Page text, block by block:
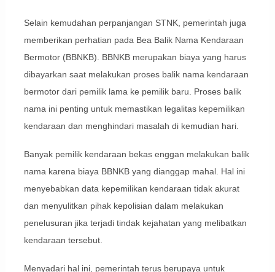
Selain kemudahan perpanjangan STNK, pemerintah juga
memberikan perhatian pada Bea Balik Nama Kendaraan
Bermotor (BBNKB). BBNKB merupakan biaya yang harus
dibayarkan saat melakukan proses balik nama kendaraan
bermotor dari pemilik lama ke pemilik baru. Proses balik
nama ini penting untuk memastikan legalitas kepemilikan
kendaraan dan menghindari masalah di kemudian hari.
Banyak pemilik kendaraan bekas enggan melakukan balik
nama karena biaya BBNKB yang dianggap mahal. Hal ini
menyebabkan data kepemilikan kendaraan tidak akurat
dan menyulitkan pihak kepolisian dalam melakukan
penelusuran jika terjadi tindak kejahatan yang melibatkan
kendaraan tersebut.
Menyadari hal ini, pemerintah terus berupaya untuk